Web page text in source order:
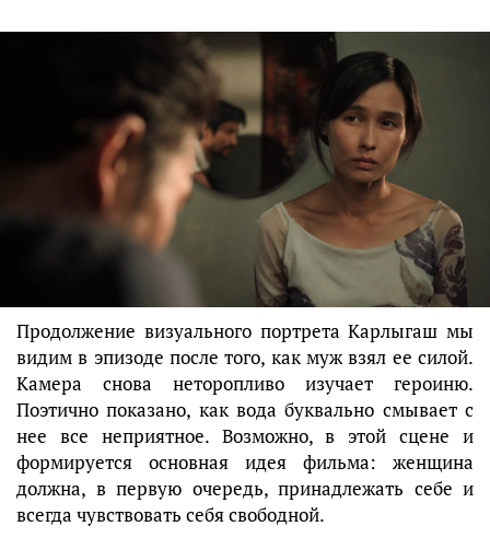
Продолжение визуального портрета Карлыгаш мы
видим в эпизоде после того, как муж взял ее силой.
Камера снова неторопливо изучает героиню.
Поэтично показано, как вода буквально смывает с
нее все неприятное. Возможно, в этой сцене и
формируется основная идея фильма: женщина
должна, в первую очередь, принадлежать себе и
всегда чувствовать себя свободной.